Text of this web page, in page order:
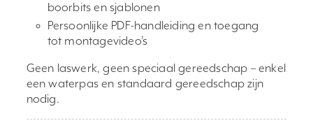
boorbits en sjablonen
Persoonlijke PDF-handleiding en toegang
tot montagevideo’s
Geen laswerk, geen speciaal gereedschap – enkel
een waterpas en standaard gereedschap zijn
nodig.